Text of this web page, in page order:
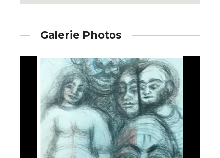
* Champ obligatoire
Galerie Photos